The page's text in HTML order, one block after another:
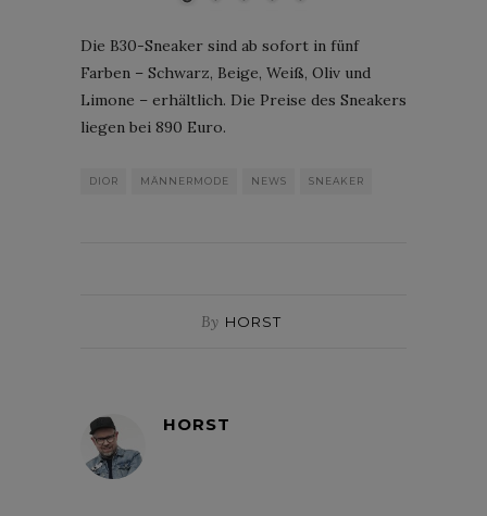
Die B30-Sneaker sind ab sofort in fünf
Farben – Schwarz, Beige, Weiß, Oliv und
Limone – erhältlich. Die Preise des Sneakers
liegen bei 890 Euro.
DIOR MÄNNERMODE NEWS SNEAKER
By HORST
HORST